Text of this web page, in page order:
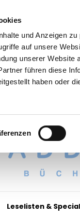
und Anzeigen
auf unsere
unserer
führen diese
haben oder
Leselisten &